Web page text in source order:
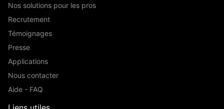
Nos solutions pour les pros
Recrutement
Témoignages
Presse
Applications
Nous contacter
Aide - FAQ